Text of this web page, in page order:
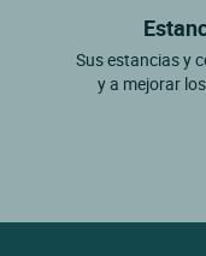
Sus estancias y
y a mejorar